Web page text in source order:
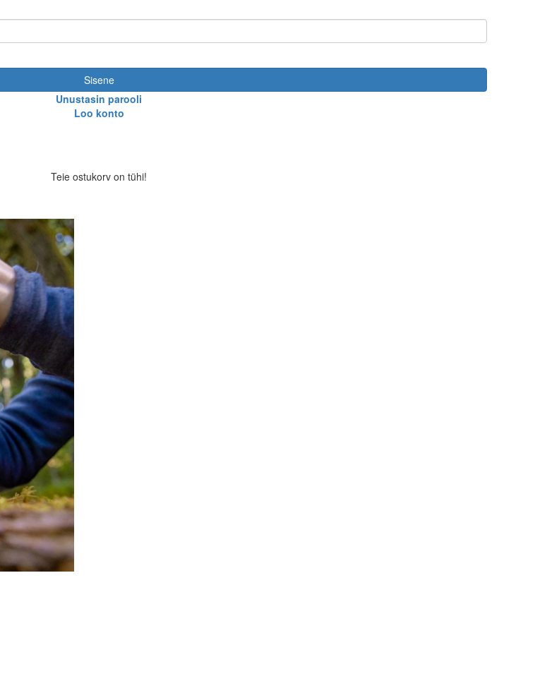
Sisene
Unustasin parooli
Loo konto
Teie ostukorv on tühi!